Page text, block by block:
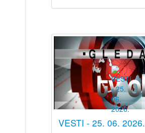
VESTI - 25. 06. 2026.